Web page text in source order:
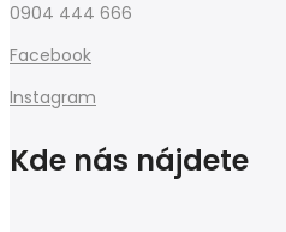
0904 444 666
Facebook
Instagram
Kde nás nájdete